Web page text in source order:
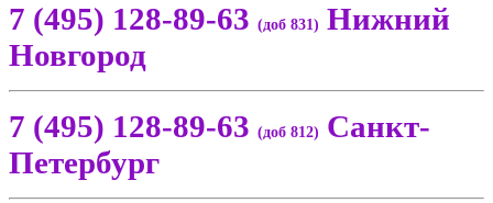
7 (495) 128-89-63 (доб 831) Нижний
Новгород
7 (495) 128-89-63 (доб 812) Санкт-
Петербург